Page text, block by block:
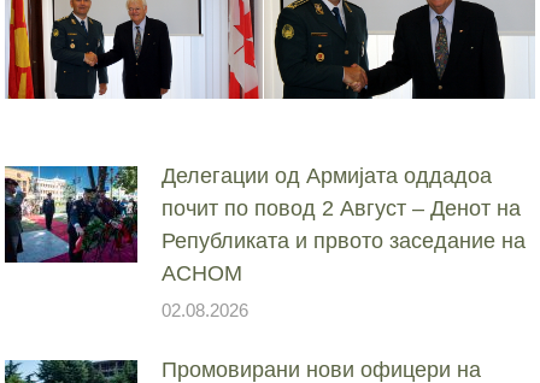
Делегации од Армијата оддадоа
почит по повод 2 Август – Денот на
Републиката и првото заседание на
АСНОМ
02.08.2026
Промовирани нови офицери на